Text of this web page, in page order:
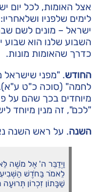
אצל האומות, לכל יום
ישראל – מונים לשם
השבוע שלנו הוא שבוע
כדרך שהאומות מונות.
החודש. "מפני שישראל
לחמה" (סוכה כ"ט ע"א).
מיוחדים בכך שהם על
"לכם", זה מנין מיוחד
השנה. על ראש השנה
וַיְדַבֵּר ה' אֶל מֹשֶׁה
לֵאמֹר בַּחֹדֶשׁ
שַׁבָּתוֹן זִכְרוֹן